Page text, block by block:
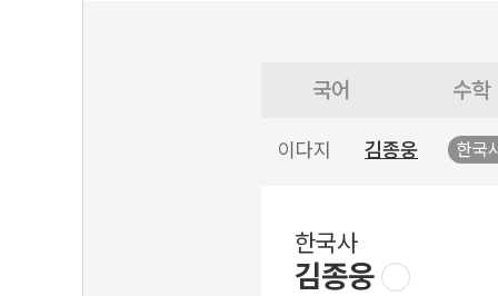
국어 수학
이다지 김종웅 한국
한국사
김종웅